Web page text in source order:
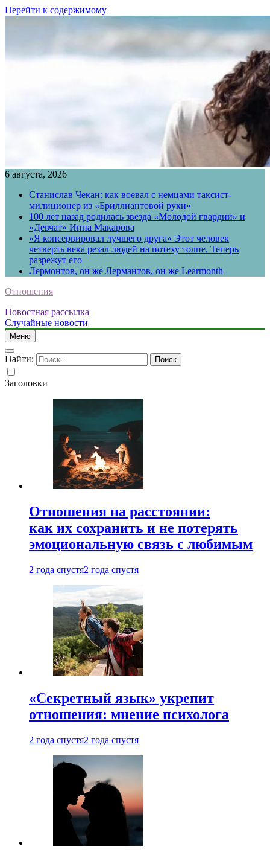
Перейти к содержимому
6 августа, 2026
Станислав Чекан: как воевал с немцами таксист-
милиционер из «Бриллиантовой руки»
100 лет назад родилась звезда «Молодой гвардии» и
«Девчат» Инна Макарова
«Я консервировал лучшего друга» Этот человек
четверть века резал людей на потеху толпе. Теперь
разрежут его
Лермонтов, он же Лермантов, он же Learmonth
Отношения
Новостная рассылка
Случайные новости
Меню
Найти:
Заголовки
Отношения на расстоянии:
как их сохранить и не потерять
эмоциональную связь с любимым
2 года спустя2 года спустя
«Секретный язык» укрепит
отношения: мнение психолога
2 года спустя2 года спустя